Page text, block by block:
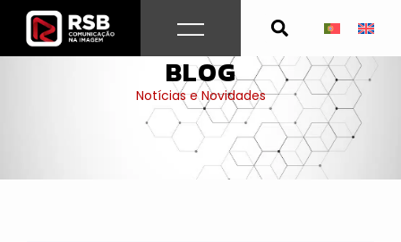
content
BLOG
Notícias e Novidades